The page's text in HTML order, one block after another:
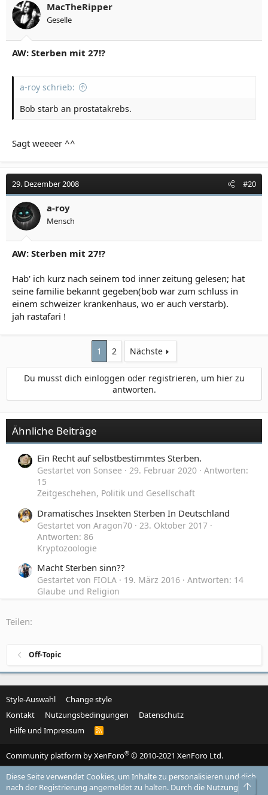
MacTheRipper
Geselle
AW: Sterben mit 27!?
a-roy schrieb:
Bob starb an prostatakrebs.
Sagt weeeer ^^
29. Dezember 2008 #20
a-roy
Mensch
AW: Sterben mit 27!?
Hab' ich kurz nach seinem tod inner zeitung gelesen; hat
seine familie bekannt gegeben(bob war zum schluss in
einem schweizer krankenhaus, wo er auch verstarb).
jah rastafari !
1 2 Nächste
Du musst dich einloggen oder registrieren, um hier zu
antworten.
Ähnliche Beiträge
Ein Recht auf selbstbestimmtes Sterben.
Gestartet von Sonsee 29. Februar 2020
Antworten:
15
Zeitgeschehen, Politik und Gesellschaft
Dramatisches Insekten Sterben In Deutschland
Gestartet von Aragon70
23. Oktober 2017
Antworten: 86
Kryptozoologie
Macht Sterben sinn??
Gestartet von FIOLA 19. März 2016
Antworten: 14
Glaube und Religion
Teilen:
Off-Topic
Style-Auswahl
Change style
Kontakt
Nutzungsbedingungen
Datenschutz
Hilfe und Impressum
R
Community platform by XenForo® © 2010-2021 XenForo Ltd.
Diese Seite verwendet Cookies, um Inhalte zu personalisieren und dich
nach der Registrierung angemeldet zu halten. Durch die Nutzung